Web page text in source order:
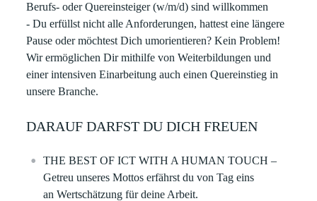
Berufs- oder Quereinsteiger (w/m/d) sind willkommen
- Du erfüllst nicht alle Anforderungen, hattest eine längere
Pause oder möchtest Dich umorientieren? Kein Problem!
Wir ermöglichen Dir mithilfe von Weiterbildungen und
einer intensiven Einarbeitung auch einen Quereinstieg in
unsere Branche.
DARAUF DARFST DU DICH FREUEN
THE BEST OF ICT WITH A HUMAN TOUCH –
Getreu unseres Mottos erfährst du von Tag eins
an Wertschätzung für deine Arbeit.